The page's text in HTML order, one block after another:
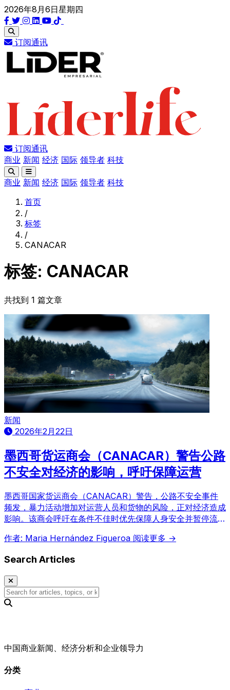
2026年8月6日星期四
订阅通讯
订阅通讯
商业 新闻 经济 国际 领导者 科技
商业 新闻 经济 国际 领导者 科技
首页
/
标签
/
CANACAR
标签: CANACAR
共找到 1 篇文章
新闻
2026年2月22日
墨西哥货运商会（CANACAR）警告公路
不安全对经济的影响，呼吁保障运营
墨西哥国家货运商会（CANACAR）警告，公路不安全事件
频发，暴力活动增加对运营人员和货物的风险，正对经济造成
影响。该商会呼吁在条件不佳时优先保障人身安全并暂停流
作者: Maria Hernández Figueroa 阅读更多 →
Search Articles
中国商业新闻、经济分析和企业领导力
分类